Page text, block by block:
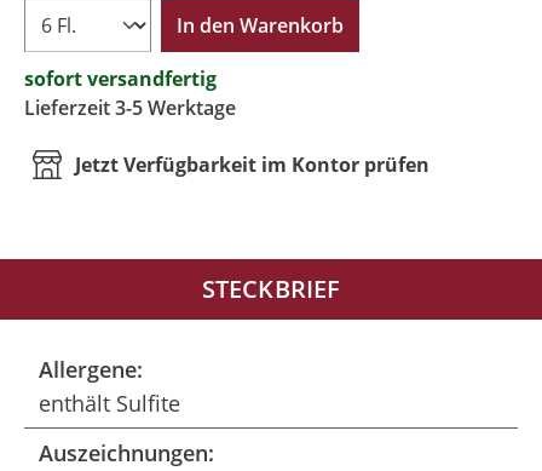
In den Warenkorb
sofort versandfertig
Lieferzeit 3-5 Werktage
Jetzt Verfügbarkeit im Kontor prüfen
STECKBRIEF
Allergene:
enthält Sulfite
Auszeichnungen: